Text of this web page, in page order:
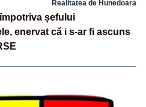
Realitatea de Hunedoara
șefului
enervat că i s-ar fi ascuns